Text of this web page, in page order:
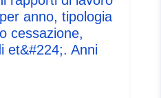
August 2026
EA61-4A54-
anno, tipologia
cessazione,
et&#224;. Anni